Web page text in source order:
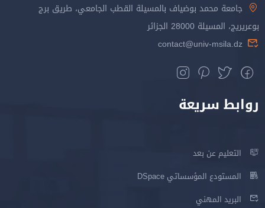
جامعة محمد بوضياف بالمسيلة القطب الجامعي، طريق برج
بوعريريج، المسيلة 28000 الجزائر
contact@univ-msila.dz
روابط سريعة
التعليم عن بعد
المستودع المؤسساتي DSpace
البريد المهني